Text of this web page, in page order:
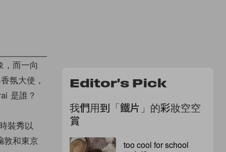
，而一向
氛大使，
是誰？
裝秀以
敦和東京
Editor's Pick
我們用到「鐵片」的彩妝空空
賞
too cool for school